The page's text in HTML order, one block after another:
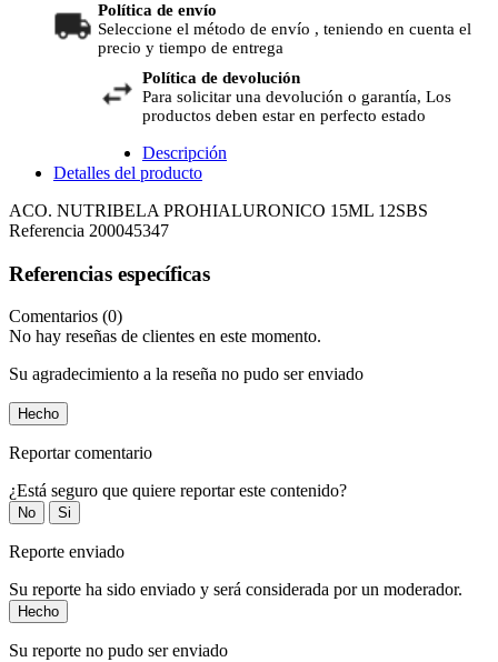
Política de envío
Seleccione el método de envío , teniendo en cuenta el
precio y tiempo de entrega
Política de devolución
Para solicitar una devolución o garantía, Los
productos deben estar en perfecto estado
Descripción
Detalles del producto
ACO. NUTRIBELA PROHIALURONICO 15ML 12SBS
Referencia 200045347
Referencias específicas
Comentarios (0)
No hay reseñas de clientes en este momento.
Su agradecimiento a la reseña no pudo ser enviado
Hecho
Reportar comentario
¿Está seguro que quiere reportar este contenido?
No Si
Reporte enviado
Su reporte ha sido enviado y será considerada por un moderador.
Hecho
Su reporte no pudo ser enviado